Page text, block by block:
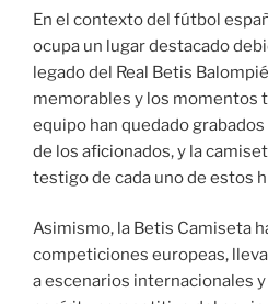
En el contexto del fútbol
ocupa un lugar destacado
legado del Real Betis
memorables y los momentos
equipo han quedado
de los aficionados, y la
testigo de cada uno de estos
Asimismo, la Betis Camiseta
competiciones europeas,
a escenarios internacionales